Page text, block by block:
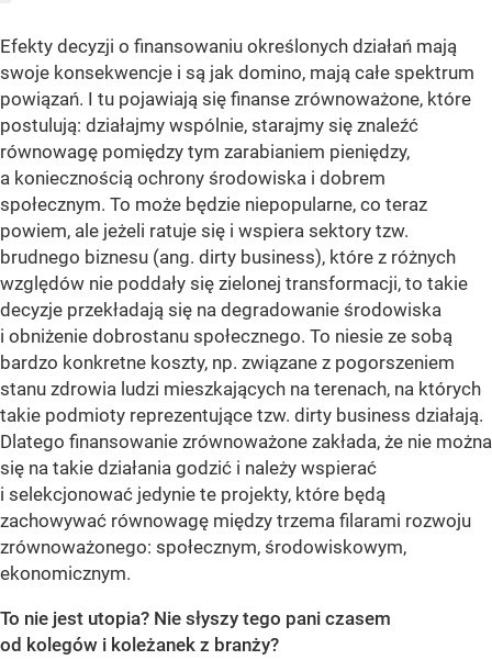
Efekty decyzji o finansowaniu określonych działań mają
swoje konsekwencje i są jak domino, mają całe spektrum
powiązań. I tu pojawiają się finanse zrównoważone, które
postulują: działajmy wspólnie, starajmy się znaleźć
równowagę pomiędzy tym zarabianiem pieniędzy,
a koniecznością ochrony środowiska i dobrem
społecznym. To może będzie niepopularne, co teraz
powiem, ale jeżeli ratuje się i wspiera sektory tzw.
brudnego biznesu (ang. dirty business), które z różnych
względów nie poddały się zielonej transformacji, to takie
decyzje przekładają się na degradowanie środowiska
i obniżenie dobrostanu społecznego. To niesie ze sobą
bardzo konkretne koszty, np. związane z pogorszeniem
stanu zdrowia ludzi mieszkających na terenach, na których
takie podmioty reprezentujące tzw. dirty business działają.
Dlatego finansowanie zrównoważone zakłada, że nie można
się na takie działania godzić i należy wspierać
i selekcjonować jedynie te projekty, które będą
zachowywać równowagę między trzema filarami rozwoju
zrównoważonego: społecznym, środowiskowym,
ekonomicznym.
To nie jest utopia? Nie słyszy tego pani czasem
od kolegów i koleżanek z branży?